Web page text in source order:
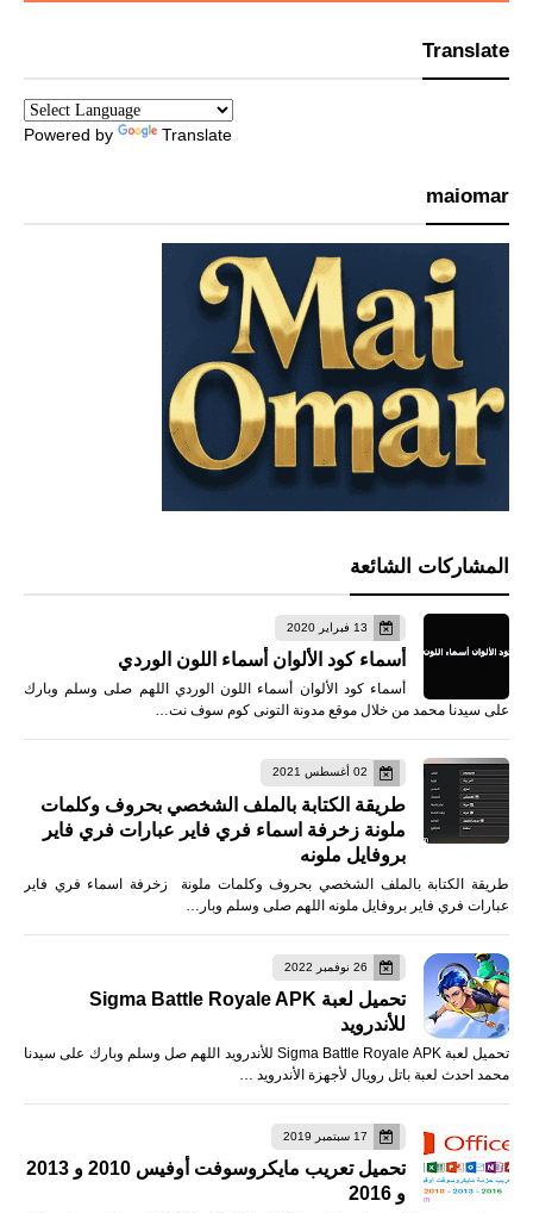
Translate
Powered by Translate
maiomar
المشاركات الشائعة
13 فبراير 2020
أسماء كود الألوان أسماء اللون الوردي
أسماء كود الألوان أسماء اللون الوردي اللهم صلى وسلم وبارك
على سيدنا محمد من خلال موقع مدونة التونى كوم سوف نت…
02 أغسطس 2021
طريقة الكتابة بالملف الشخصي بحروف وكلمات
ملونة زخرفة اسماء فري فاير عبارات فري فاير
بروفايل ملونه
طريقة الكتابة بالملف الشخصي بحروف وكلمات ملونة زخرفة اسماء فري فاير
عبارات فري فاير بروفايل ملونه اللهم صلى وسلم وبار…
26 نوفمبر 2022
تحميل لعبة Sigma Battle Royale APK
للأندرويد
تحميل لعبة Sigma Battle Royale APK للأندرويد اللهم صل وسلم وبارك على سيدنا
محمد احدث لعبة باتل رويال لأجهزة الأندرويد …
17 سبتمبر 2019
تحميل تعريب مايكروسوفت أوفيس 2010 و 2013
و 2016